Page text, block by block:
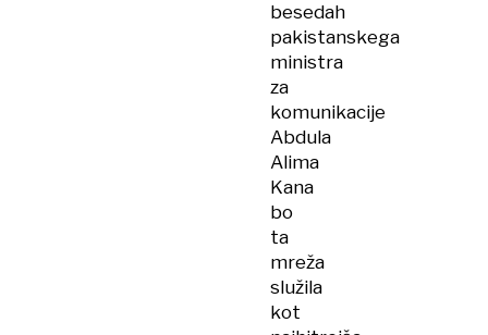
besedah
pakistanskega
ministra
za
komunikacije
Abdula
Alima
Kana
bo
ta
mreža
služila
kot